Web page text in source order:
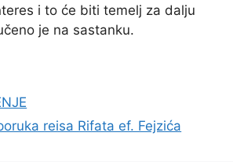
i to će biti temelj za dalju
je na sastanku.
reisa Rifata ef. Fejzića